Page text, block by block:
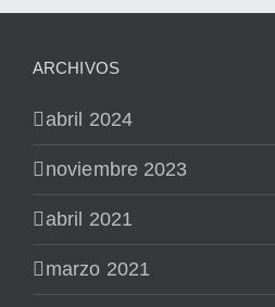
ARCHIVOS
abril 2024
noviembre 2023
abril 2021
marzo 2021